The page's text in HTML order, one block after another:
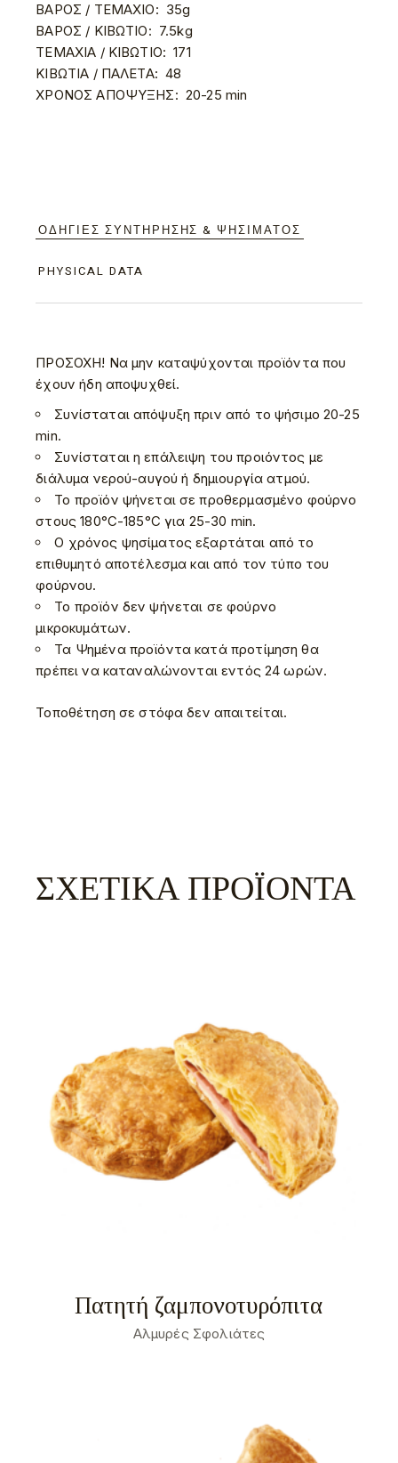
ΒΑΡΟΣ / ΤΕΜΑΧΙΟ: 35g
ΒΑΡΟΣ / ΚΙΒΩΤΙΟ: 7.5kg
ΤΕΜΑΧΙΑ / ΚΙΒΩΤΙΟ:171
ΚΙΒΩΤΙΑ / ΠΑΛΕΤΑ:48
ΧΡΟΝΟΣ ΑΠΟΨΥΞΗΣ:20-25 min
ΟΔΗΓΊΕΣ ΣΥΝΤΉΡΗΣΗΣ & ΨΗΣΊΜΑΤΟΣ
PHYSICAL DATA
ΠΡΟΣΟΧΗ! Να μην καταψύχονται προϊόντα που
έχουν ήδη αποψυχθεί.
Συνίσταται απόψυξη πριν από το ψήσιμο 20-25
min.
Συνίσταται η επάλειψη του προιόντος με
διάλυμα νερού-αυγού ή δημιουργία ατμού.
Το προϊόν ψήνεται σε προθερμασμένο φούρνο
στους 180°C-185°C για 25-30 min.
Ο χρόνος ψησίματος εξαρτάται από το
επιθυμητό αποτέλεσμα και από τον τύπο του
φούρνου.
Το προϊόν δεν ψήνεται σε φούρνο
μικροκυμάτων.
Τα Ψημένα προϊόντα κατά προτίμηση θα
πρέπει να καταναλώνονται εντός 24 ωρών.
Τοποθέτηση σε στόφα δεν απαιτείται.
ΣΧΕΤΙΚΆ ΠΡΟΪΌΝΤΑ
Πατητή ζαμπονοτυρόπιτα
Αλμυρές Σφολιάτες